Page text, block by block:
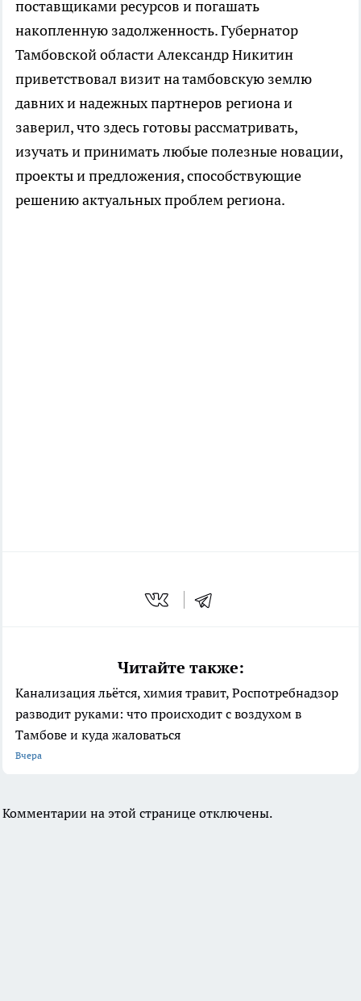
поставщиками ресурсов и погашать
накопленную задолженность. Губернатор
Тамбовской области Александр Никитин
приветствовал визит на тамбовскую землю
давних и надежных партнеров региона и
заверил, что здесь готовы рассматривать,
изучать и принимать любые полезные новации,
проекты и предложения, способствующие
решению актуальных проблем региона.
Читайте также:
Канализация льётся, химия травит, Роспотребнадзор
разводит руками: что происходит с воздухом в
Тамбове и куда жаловаться
Вчера
Комментарии на этой странице отключены.